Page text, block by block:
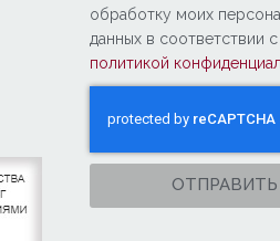
обработку моих
данных в соответствии с
политикой
ОТПРАВИТЬ